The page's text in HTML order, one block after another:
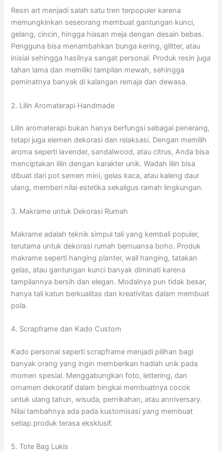
Resin art menjadi salah satu tren terpopuler karena
memungkinkan seseorang membuat gantungan kunci,
gelang, cincin, hingga hiasan meja dengan desain bebas.
Pengguna bisa menambahkan bunga kering, glitter, atau
inisial sehingga hasilnya sangat personal. Produk resin juga
tahan lama dan memiliki tampilan mewah, sehingga
peminatnya banyak di kalangan remaja dan dewasa.
2. Lilin Aromaterapi Handmade
Lilin aromaterapi bukan hanya berfungsi sebagai penerang,
tetapi juga elemen dekorasi dan relaksasi. Dengan memilih
aroma seperti lavender, sandalwood, atau citrus, Anda bisa
menciptakan lilin dengan karakter unik. Wadah lilin bisa
dibuat dari pot semen mini, gelas kaca, atau kaleng daur
ulang, memberi nilai estetika sekaligus ramah lingkungan.
3. Makrame untuk Dekorasi Rumah
Makrame adalah teknik simpul tali yang kembali populer,
terutama untuk dekorasi rumah bernuansa boho. Produk
makrame seperti hanging planter, wall hanging, tatakan
gelas, atau gantungan kunci banyak diminati karena
tampilannya bersih dan elegan. Modalnya pun tidak besar,
hanya tali katun berkualitas dan kreativitas dalam membuat
pola.
4. Scrapframe dan Kado Custom
Kado personal seperti scrapframe menjadi pilihan bagi
banyak orang yang ingin memberikan hadiah unik pada
momen spesial. Menggabungkan foto, lettering, dan
ornamen dekoratif dalam bingkai membuatnya cocok
untuk ulang tahun, wisuda, pernikahan, atau anniversary.
Nilai tambahnya ada pada kustomisasi yang membuat
setiap produk terasa eksklusif.
5. Tote Bag Lukis